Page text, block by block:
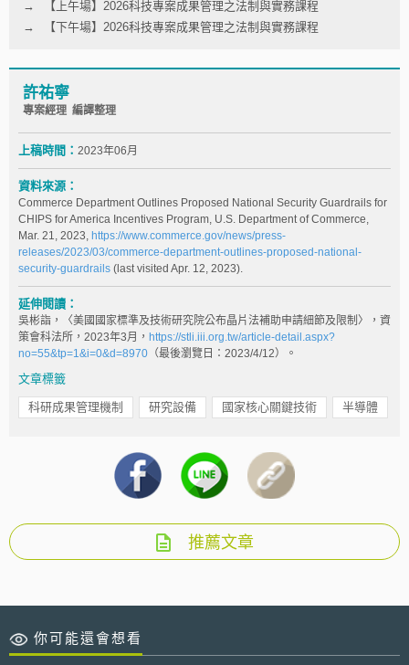
【上午場】2026科技專案成果管理之法制與實務課程
【下午場】2026科技專案成果管理之法制與實務課程
許祐寧
專案經理 編譯整理
上稿時間： 2023年06月
資料來源：
Commerce Department Outlines Proposed National Security Guardrails for
CHIPS for America Incentives Program, U.S. Department of Commerce,
Mar. 21, 2023, https://www.commerce.gov/news/press-
releases/2023/03/commerce-department-outlines-proposed-national-
security-guardrails (last visited Apr. 12, 2023).
延伸閱讀：
吳彬詣，〈美國國家標準及技術研究院公布晶片法補助申請細節及限制〉，資
策會科法所，2023年3月， https://stli.iii.org.tw/article-detail.aspx?
no=55&tp=1&i=0&d=8970 （最後瀏覽日：2023/4/12）。
文章標籤
科研成果管理機制 研究設備 國家核心關鍵技術 半導體
推薦文章
你可能還會想看